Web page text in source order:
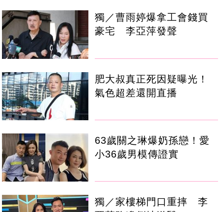
獨／曹雨婷爆拿工會錢買
豪宅 李亞萍發聲
肥大叔真正死因疑曝光！
氣色超差還開直播
63歲關之琳爆奶孫戀！愛
小36歲男模傳證實
獨／家樓梯門口重摔 李